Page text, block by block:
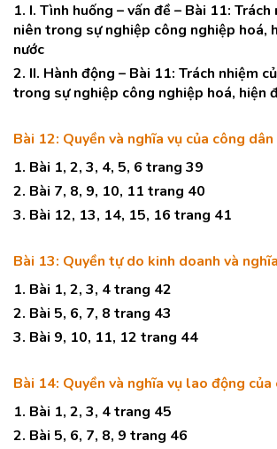
1. I. Tình huống – vấn đề – Bài 11:
niên trong sự nghiệp công nghiệp hoá,
nước
2. II. Hành động – Bài 11: Trách nhiệm
trong sự nghiệp công nghiệp hoá, hiện
Bài 12: Quyền và nghĩa vụ của công
1. Bài 1, 2, 3, 4, 5, 6 trang 39
2. Bài 7, 8, 9, 10, 11 trang 40
3. Bài 12, 13, 14, 15, 16 trang 41
Bài 13: Quyền tự do kinh doanh và
1. Bài 1, 2, 3, 4 trang 42
2. Bài 5, 6, 7, 8 trang 43
3. Bài 9, 10, 11, 12 trang 44
Bài 14: Quyền và nghĩa vụ lao động của
1. Bài 1, 2, 3, 4 trang 45
2. Bài 5, 6, 7, 8, 9 trang 46